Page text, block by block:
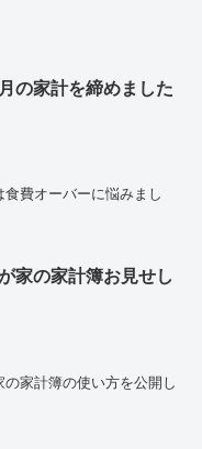
の家計を締めました
費オーバーに悩みまし
家の家計簿お見せし
の家計簿の使い方を公開し